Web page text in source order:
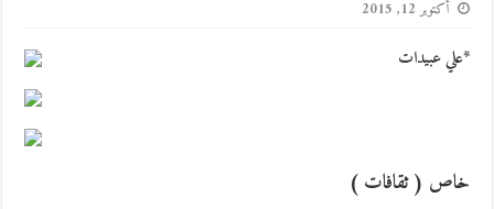
أكتوبر 12, 2015
*علي عبيدات
خاص ( ثقافات )